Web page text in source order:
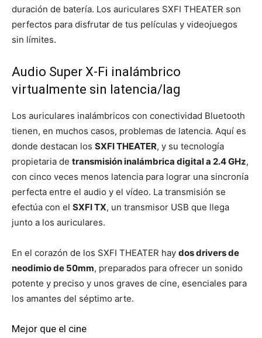
duración de batería. Los auriculares SXFI THEATER son
perfectos para disfrutar de tus películas y videojuegos
sin límites.
Audio Super X-Fi inalámbrico
virtualmente sin latencia/lag
Los auriculares inalámbricos con conectividad Bluetooth
tienen, en muchos casos, problemas de latencia. Aquí es
donde destacan los SXFI THEATER, y su tecnología
propietaria de transmisión inalámbrica digital a 2.4 GHz,
con cinco veces menos latencia para lograr una sincronía
perfecta entre el audio y el vídeo. La transmisión se
efectúa con el SXFI TX, un transmisor USB que llega
junto a los auriculares.
En el corazón de los SXFI THEATER hay dos drivers de
neodimio de 50mm, preparados para ofrecer un sonido
potente y preciso y unos graves de cine, esenciales para
los amantes del séptimo arte.
Mejor que el cine